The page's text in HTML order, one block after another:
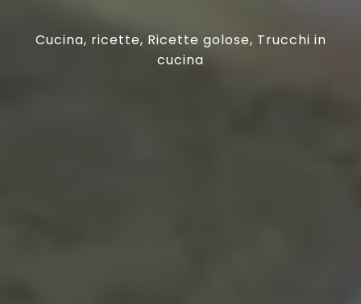
Cucina, ricette, Ricette golose, Trucchi in
cucina